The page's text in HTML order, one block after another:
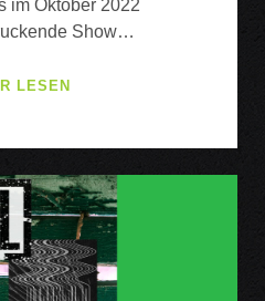
im Oktober 2022
Show…
LESEN
(AACHEN)